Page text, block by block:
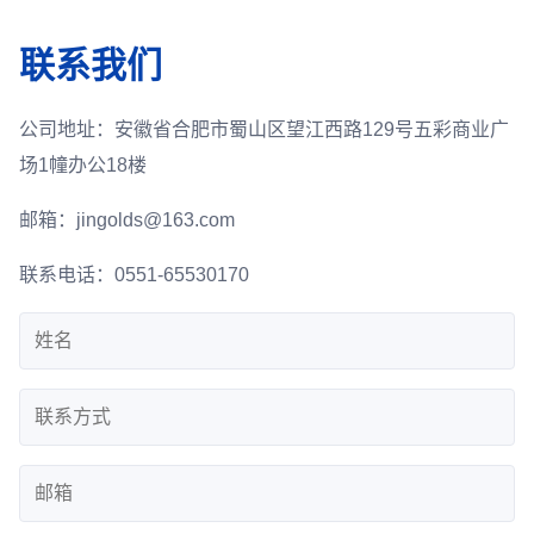
联系我们
公司地址： 安徽省合肥市蜀山区望江西路129号五彩商业广
场1幢办公18楼
邮箱： jingolds@163.com
联系电话： 0551-65530170